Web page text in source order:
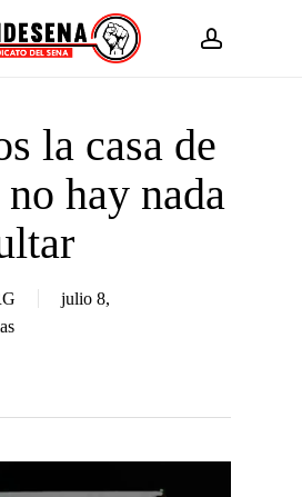
account
la casa de
hay nada
julio 8,